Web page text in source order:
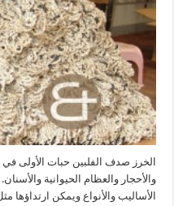
الخرز صدف الفلبين حبات الأولى
والأحجار والعظام الحيوانية
الأساليب والأنواع ويمكن ارتداؤها